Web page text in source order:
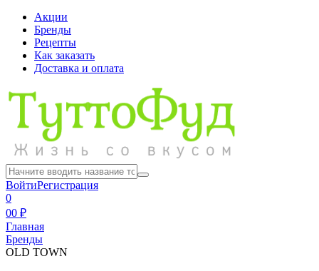
Акции
Бренды
Рецепты
Как заказать
Доставка и оплата
ВойтиРегистрация
0
00 ₽
Главная
Бренды
OLD TOWN